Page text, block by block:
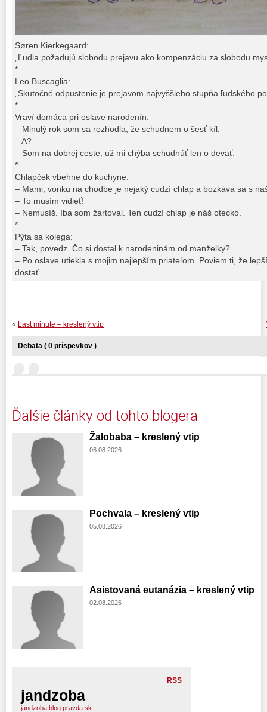
Søren Kierkegaard:
„Ľudia požadujú slobodu prejavu ako kompenzáciu za slobodu
*
Leo Buscaglia:
„Skutočné odpustenie je prejavom najvyššieho stupňa ľudského
*
Vraví domáca pri oslave narodenín:
– Minulý rok som sa rozhodla, že schudnem o šesť kíl.
– A?
– Som na dobrej ceste, už mi chýba schudnúť len o deväť.
*
Chlapček vbehne do kuchyne:
– Mami, vonku na chodbe je nejaký cudzí chlap a bozkáva sa s
– To musím vidieť!
– Nemusíš. Iba som žartoval. Ten cudzí chlap je náš otecko.
*
Pýta sa kolega:
– Tak, povedz. Čo si dostal k narodeninám od manželky?
– Po oslave utiekla s mojim najlepším priateľom. Poviem ti, že
dostať.
« Last minute – kreslený vtip
Debata ( 0 príspevkov )
Ďalšie články od tohto blogera
Žalobaba – kreslený vtip
06.08.2026
Pochvala – kreslený vtip
05.08.2026
Asistovaná eutanázia – kreslený vtip
02.08.2026
RSS
jandzoba
jandzoba.blog.pravda.sk